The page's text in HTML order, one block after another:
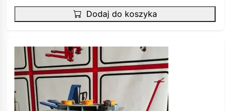
Dodaj do koszyka